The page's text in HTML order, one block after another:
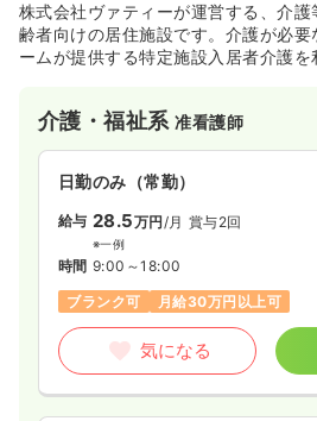
株式会社ヴァティーが運営する、介
齢者向けの居住施設です。介護が必
ームが提供する特定施設入居者介護を
介護・福祉系准看護師
日勤のみ（常勤）
給与 28.5万円/月 賞与2回
※一例
時間 9:00～18:00
ブランク可
月給30万円以上可
気になる